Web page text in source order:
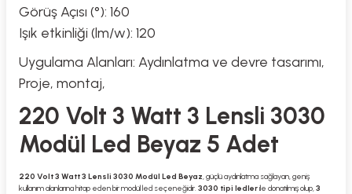
Görüş Açısı (°): 160
Işık etkinliği (lm/w): 120
Uygulama Alanları: Aydınlatma ve devre tasarımı,
Proje, montaj,
220 Volt 3 Watt 3 Lensli 3030
Modül Led Beyaz 5 Adet
220 Volt 3 Watt 3 Lensli 3030 Modül Led Beyaz, güçlü aydınlatma sağlayan, geniş
kullanım alanlarına hitap eden bir modül led seçeneğidir. 3030 tipi ledlerile donatılmış olup,3